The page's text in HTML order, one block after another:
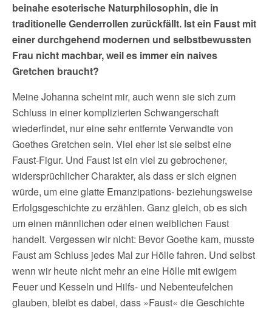
beinahe esoterische Naturphilosophin, die in
traditionelle Genderrollen zurückfällt. Ist ein Faust mit
einer durchgehend modernen und selbstbewussten
Frau nicht machbar, weil es immer ein naives
Gretchen braucht?
Meine Johanna scheint mir, auch wenn sie sich zum
Schluss in einer komplizierten Schwangerschaft
wiederfindet, nur eine sehr entfernte Verwandte von
Goethes Gretchen sein. Viel eher ist sie selbst eine
Faust-Figur. Und Faust ist ein viel zu gebrochener,
widersprüchlicher Charakter, als dass er sich eignen
würde, um eine glatte Emanzipations- beziehungsweise
Erfolgsgeschichte zu erzählen. Ganz gleich, ob es sich
um einen männlichen oder einen weiblichen Faust
handelt. Vergessen wir nicht: Bevor Goethe kam, musste
Faust am Schluss jedes Mal zur Hölle fahren. Und selbst
wenn wir heute nicht mehr an eine Hölle mit ewigem
Feuer und Kesseln und Hilfs- und Nebenteufelchen
glauben, bleibt es dabei, dass »Faust« die Geschichte